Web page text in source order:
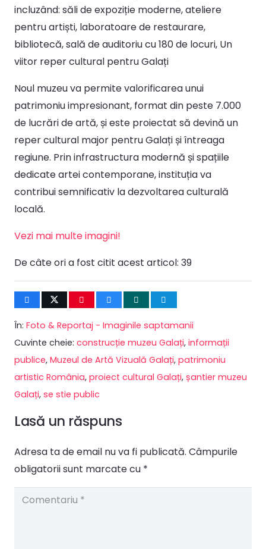
incluzând: săli de expoziție moderne, ateliere
pentru artiști, laboratoare de restaurare,
bibliotecă, sală de auditoriu cu 180 de locuri, Un
viitor reper cultural pentru Galați
Noul muzeu va permite valorificarea unui
patrimoniu impresionant, format din peste 7.000
de lucrări de artă, și este proiectat să devină un
reper cultural major pentru Galați și întreaga
regiune. Prin infrastructura modernă și spațiile
dedicate artei contemporane, instituția va
contribui semnificativ la dezvoltarea culturală
locală.
Vezi mai multe imagini!
De câte ori a fost citit acest articol: 39
În: Foto & Reportaj - Imaginile saptamanii
Cuvinte cheie: construcție muzeu Galați, informații
publice, Muzeul de Artă Vizuală Galați, patrimoniu
artistic România, proiect cultural Galați, șantier muzeu
Galați, se stie public
Lasă un răspuns
Adresa ta de email nu va fi publicată. Câmpurile
obligatorii sunt marcate cu *